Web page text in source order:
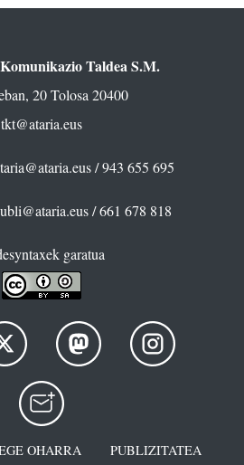
Taldea S.M.
20 Tolosa 20400
tkt@ataria.eus
/ 943 655 695
/ 661 678 818
garatua
OHARRA
PUBLIZITATEA